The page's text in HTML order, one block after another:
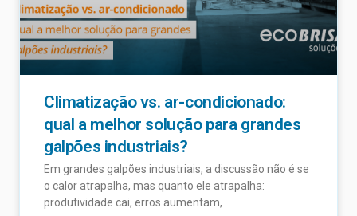
Climatização vs. ar-condicionado:
qual a melhor solução para grandes
galpões industriais?
Em grandes galpões industriais, a discussão não é se
o calor atrapalha, mas quanto ele atrapalha:
produtividade cai, erros aumentam,